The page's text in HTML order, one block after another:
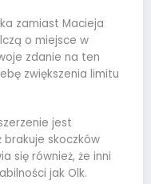
zamiast Macieja
o miejsce w
zdanie na ten
zwiększenia limitu
jest
skoczków
się również, że inni
jak Olk.